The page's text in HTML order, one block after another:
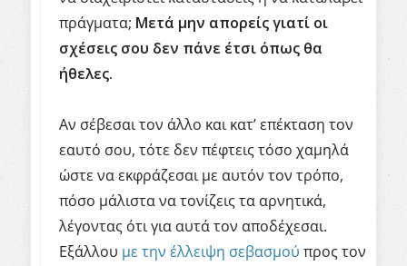
πράγματα; Μετά μην απορείς γιατί οι
σχέσεις σου δεν πάνε έτσι όπως θα
ήθελες.
Αν σέβεσαι τον άλλο και κατ’ επέκταση τον
εαυτό σου, τότε δεν πέφτεις τόσο χαμηλά
ώστε να εκφράζεσαι με αυτόν τον τρόπο,
πόσο μάλιστα να τονίζεις τα αρνητικά,
λέγοντας ότι για αυτά τον αποδέχεσαι.
Εξάλλου με την έλλειψη σεβασμού προς τον